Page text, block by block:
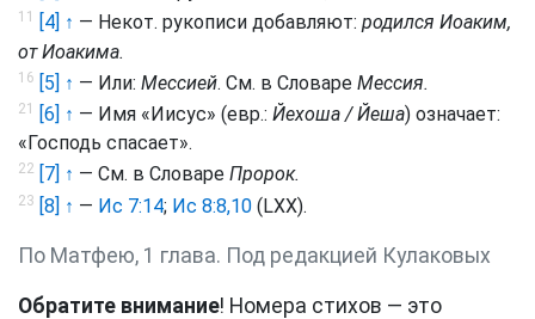
11 [4] ↑ — Некот. рукописи добавляют: родился Иоаким,
от Иоакима.
16 [5] ↑ — Или: Мессией. См. в Словаре Мессия.
21 [6] ↑ — Имя «Иисус» (евр.: Йехоша / Йеша) означает:
«Господь спасает».
22 [7] ↑ — См. в Словаре Пророк.
23 [8] ↑ — Ис 7:14; Ис 8:8,10 (LXX).
По Матфею, 1 глава. Под редакцией Кулаковых
Обратите внимание! Номера стихов — это